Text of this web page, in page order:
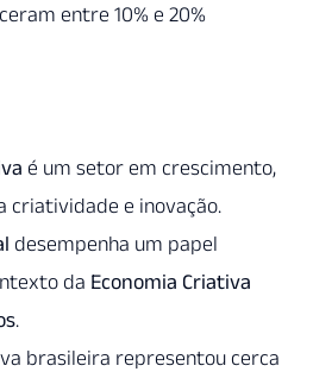
entre 10% e 20%
é um setor em crescimento,
criatividade e inovação.
desempenha um papel
da Economia Criativa
.
brasileira representou cerca